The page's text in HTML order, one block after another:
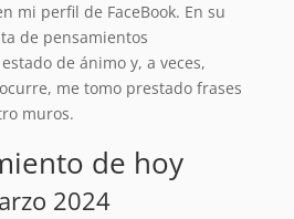
mi perfil de FaceBook. En su
de pensamientos
de ánimo y, a veces,
me tomo prestado frases
muros.
de hoy
2024